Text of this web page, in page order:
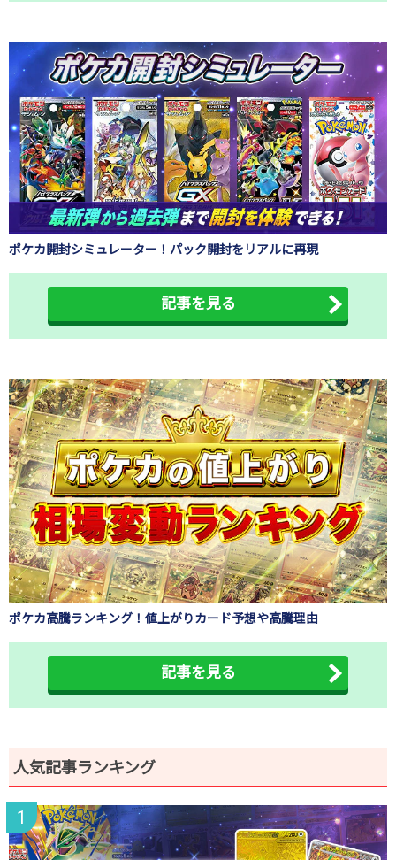
ポケカ開封シミュレーター！パック開封をリアルに再現
記事を見る
ポケカ高騰ランキング！値上がりカード予想や高騰理由
記事を見る
人気記事ランキング